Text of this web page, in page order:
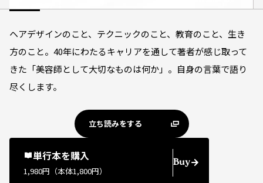
ヘアデザインのこと、テクニックのこと、教育のこと、生き
方のこと。40年にわたるキャリアを通して著者が感じ取って
きた「美容師として大切なものは何か」。自身の言葉で語り
尽くします。
立ち読みをする
単行本を購入
1,980円（本体1,800円）
Buy